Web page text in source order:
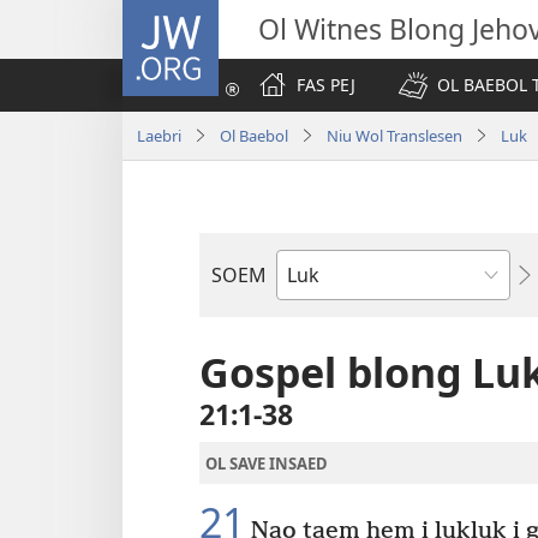
JW.ORG Ol Witnes Blong
FAS PEJ
OL BAEBOL
Laebri Ol Baebol Niu Wol Translesen Luk
SOEM
Ol
Blong
Baebol
Gospel blong
21:1-38
OL SAVE INSAED
21 Nao taem hem i lukluk i